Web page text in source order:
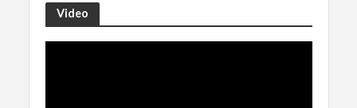
Video